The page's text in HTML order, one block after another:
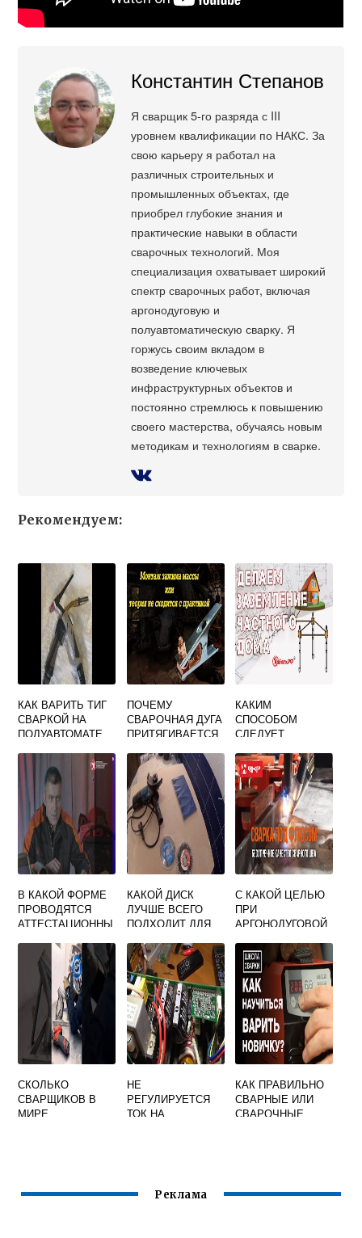
Константин Степанов
Я сварщик 5-го разряда с III
уровнем квалификации по НАКС. За
свою карьеру я работал на
различных строительных и
промышленных объектах, где
приобрел глубокие знания и
практические навыки в области
сварочных технологий. Моя
специализация охватывает широкий
спектр сварочных работ, включая
аргонодуговую и
полуавтоматическую сварку. Я
горжусь своим вкладом в
возведение ключевых
инфраструктурных объектов и
постоянно стремлюсь к повышению
своего мастерства, обучаясь новым
методикам и технологиям в сварке.
Рекомендуем:
КАК ВАРИТЬ ТИГ
СВАРКОЙ НА
ПОЛУАВТОМАТЕ
ПОЧЕМУ
СВАРОЧНАЯ ДУГА
ПРИТЯГИВАЕТСЯ
ФЕРРОМАГНИТНО
Й МАССЕ
КАКИМ
СПОСОБОМ
СЛЕДУЕТ
ЭЛЕКТРОСВАРОЧ
НЫЕ УСТАНОВКИ
В КАКОЙ ФОРМЕ
ПРОВОДЯТСЯ
АТТЕСТАЦИОННЫ
СПЕЦИАЛИСТОВ
СВАРОЧНОГО
ПРОИЗВОДСТВА
ОТВЕТ НА ТЕСТ
КАКОЙ ДИСК
ЛУЧШЕ ВСЕГО
ПОДХОДИТ ДЛЯ
КЕРАМОГРАНИТА
С КАКОЙ ЦЕЛЬЮ
ПРИ
АРГОНОДУГОВОЙ
НЕПЛАВЯЩИМСЯ
ЭЛЕКТРОДОМ
ПРИМЕНЯЮТ
АКТИВИРУЮЩИЕ
ФЛЮСЫ
СКОЛЬКО
СВАРЩИКОВ В
МИРЕ
НЕ
РЕГУЛИРУЕТСЯ
ТОК НА
КАК ПРАВИЛЬНО
СВАРНЫЕ ИЛИ
СВАРОЧНЫЕ
Реклама